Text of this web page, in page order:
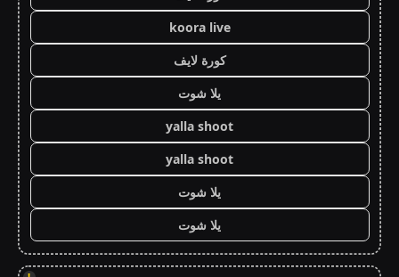
koora live
كورة لايف
يلا شوت
yalla shoot
yalla shoot
يلا شوت
يلا شوت